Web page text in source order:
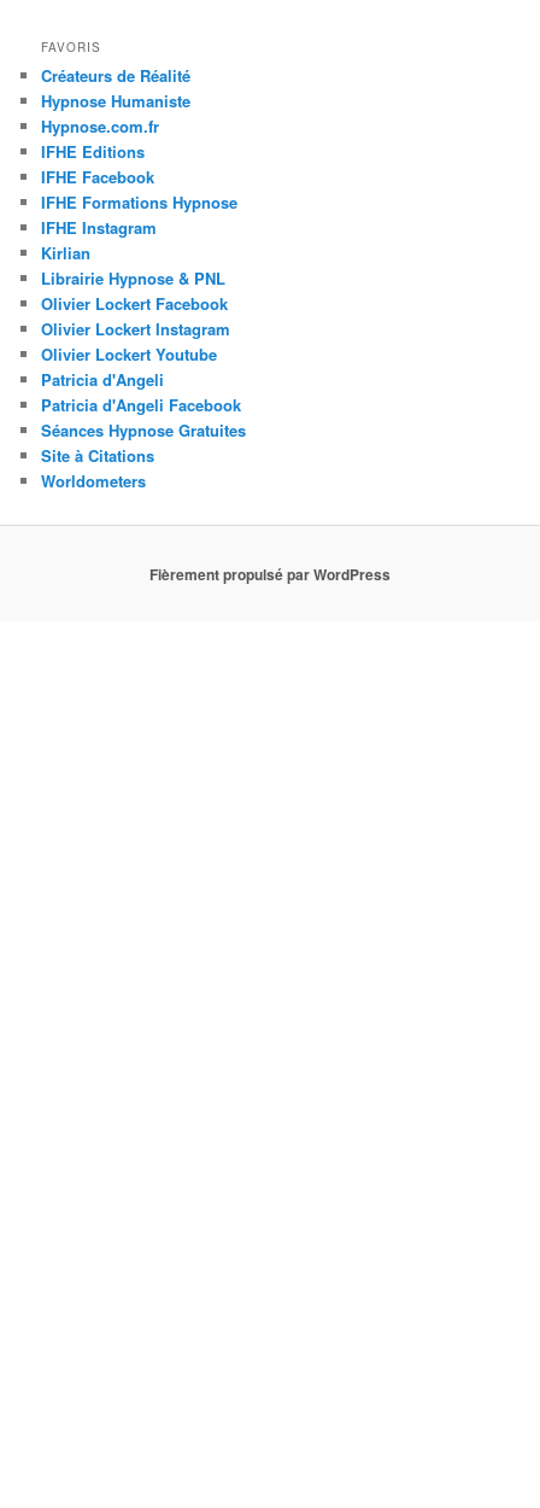
FAVORIS
Créateurs de Réalité
Hypnose Humaniste
Hypnose.com.fr
IFHE Editions
IFHE Facebook
IFHE Formations Hypnose
IFHE Instagram
Kirlian
Librairie Hypnose & PNL
Olivier Lockert Facebook
Olivier Lockert Instagram
Olivier Lockert Youtube
Patricia d'Angeli
Patricia d'Angeli Facebook
Séances Hypnose Gratuites
Site à Citations
Worldometers
Fièrement propulsé par WordPress